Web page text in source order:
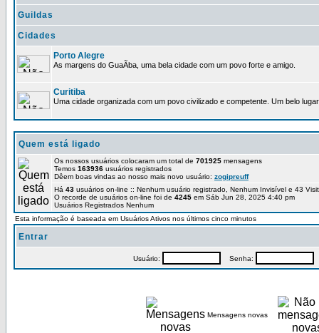
Guildas
Cidades
Porto Alegre
As margens do GuaÃ­ba, uma bela cidade com um povo forte e amigo.
Curitiba
Uma cidade organizada com um povo civilizado e competente. Um belo
Quem está ligado
Os nossos usuários colocaram um total de 701925 mensagens
Temos 163936 usuários registrados
Dêem boas vindas ao nosso mais novo usuário: zogipreuff
Há 43 usuários on-line :: Nenhum usuário registrado, Nenhum Invisível e 43
O recorde de usuários on-line foi de 4245 em Sáb Jun 28, 2025 4:40 pm
Usuários Registrados Nenhum
Esta informação é baseada em Usuários Ativos nos últimos cinco minutos
Entrar
Usuário: Senha:
Mensagens novas